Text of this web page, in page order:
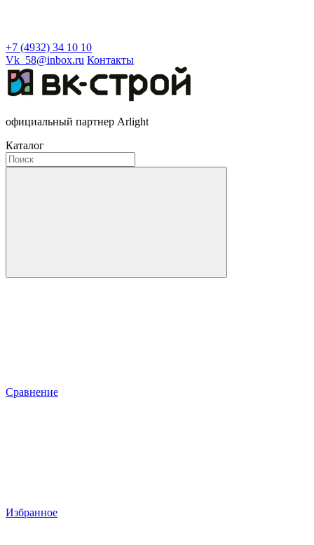
+7 (4932) 34 10 10
Vk_58@inbox.ru Контакты
официальный партнер Arlight
Каталог
Сравнение
Избранное